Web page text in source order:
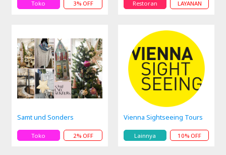
Toko 3% OFF Restoran LAYANAN
Samt und Sonders
Toko 2% OFF
Vienna Sightseeing Tours
Lainnya 10% OFF